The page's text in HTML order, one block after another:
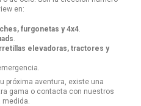
en:
furgonetas y 4x4
elevadoras, tractores y
próxima aventura, existe una
gama o contacta con nuestros
medida.